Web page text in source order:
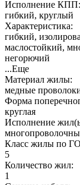
Исполнение КПП:
гибкий, круглый
Характеристика:
гибкий,
маслостойкий,
негорючий
...Еще
Материал жилы:
медные
Форма
круглая
Исполнение
Класс жилы по
5
Количество жил:
1